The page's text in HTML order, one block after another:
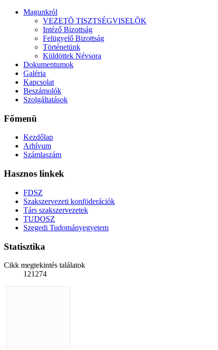
Magunkról
VEZETÕ TISZTSÉGVISELÕK
Intéző Bizottság
Felügyelő Bizottság
Történetünk
Küldöttek Névsora
Dokumentumok
Galéria
Kapcsolat
Beszámolók
Szolgáltatások
Főmenü
Kezdőlap
Arhívum
Számlaszám
Hasznos linkek
FDSZ
Szakszervezeti konföderációk
Társ szakszervezetek
TUDOSZ
Szegedi Tudományegyetem
Statisztika
Cikk megtekintés találatok
121274